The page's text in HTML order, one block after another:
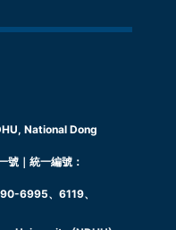
National Dong
號｜統一編號：
6995、6119、